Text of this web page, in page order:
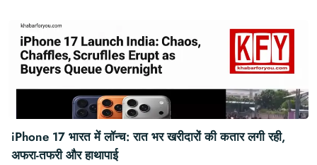
iPhone 17 भारत में लॉन्च: रात भर खरीदारों की कतार लगी रही,
अफरा-तफरी और हाथापाई